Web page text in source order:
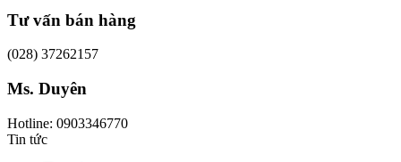
Tư vấn bán hàng
(028) 37262157
Ms. Duyên
Hotline: 0903346770
Tin tức